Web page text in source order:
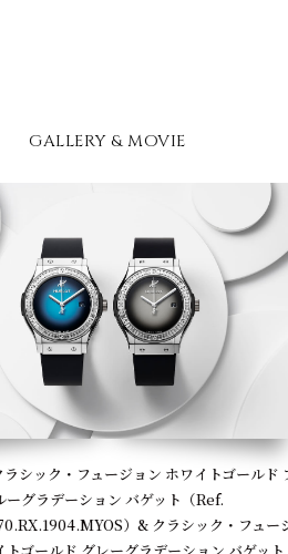
& MOVIE
フュージョン ホワイトゴールド ブ
ション バゲット（Ref.
）& クラシック・フュージ
グレーグラデーション バゲット